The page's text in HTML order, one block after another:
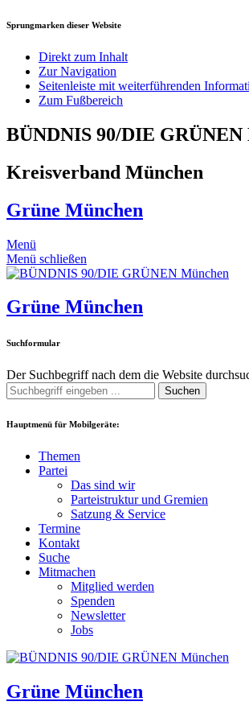
Sprungmarken dieser Website
Direkt zum Inhalt
Zur Navigation
Seitenleiste mit weiterführenden
Zum Fußbereich
BÜNDNIS 90/DIE GRÜNEN
Kreisverband München
Grüne München
Menü
Menü schließen
Grüne München
Suchformular
Der Suchbegriff nach dem die Website
Suchen
Hauptmenü für Mobilgeräte:
Themen
Partei
Das sind wir
Parteistruktur und Gremien
Satzung & Service
Termine
Kontakt
Suche
Mitmachen
Mitglied werden
Spenden
Newsletter
Jobs
Grüne München